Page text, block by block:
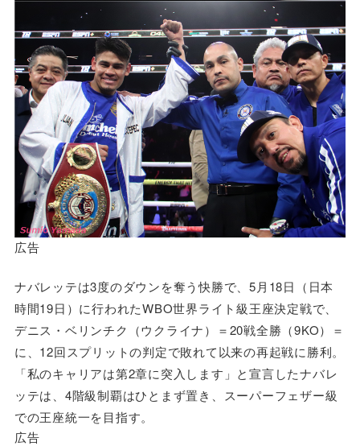
広告
ナバレッテは3度のダウンを奪う快勝で、5月18日（日本
時間19日）に行われたWBO世界ライト級王座決定戦で、
デニス・ベリンチク（ウクライナ）＝20戦全勝（9KO）＝
に、12回スプリットの判定で敗れて以来の再起戦に勝利。
「私のキャリアは第2章に突入します」と宣言したナバレ
ッテは、4階級制覇はひとまず置き、スーパーフェザー級
での王座統一を目指す。
広告